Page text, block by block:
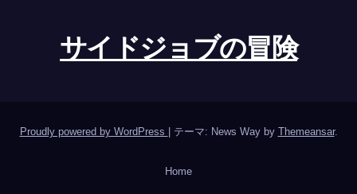
サイドジョブの冒険
Proudly powered by WordPress | テーマ: News Way by Themeansar.
Home